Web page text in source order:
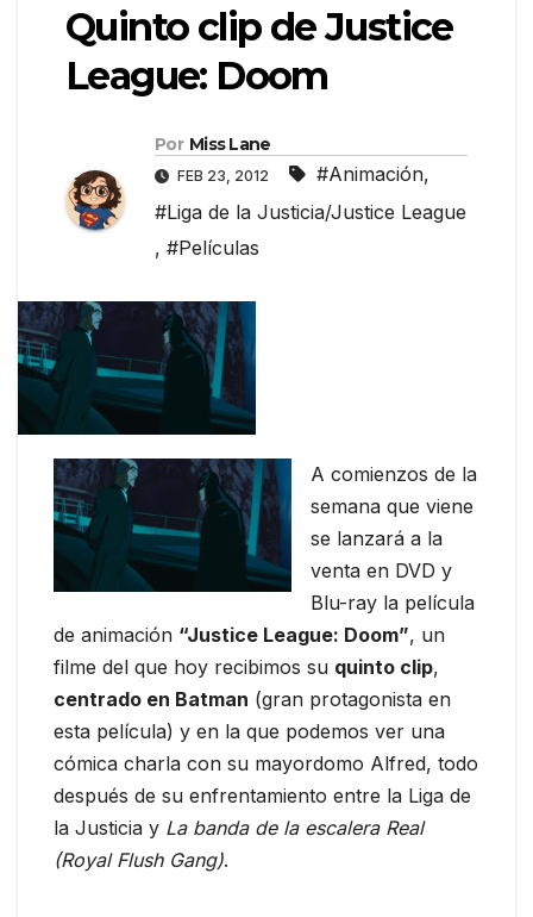
Quinto clip de Justice
League: Doom
Por Miss Lane
FEB 23, 2012 #Animación,
#Liga de la Justicia/Justice League
, #Películas
A comienzos de la
semana que viene
se lanzará a la
venta en DVD y
Blu-ray la película
de animación “Justice League: Doom”, un
filme del que hoy recibimos su quinto clip,
centrado en Batman (gran protagonista en
esta película) y en la que podemos ver una
cómica charla con su mayordomo Alfred, todo
después de su enfrentamiento entre la Liga de
la Justicia y La banda de la escalera Real
(Royal Flush Gang).